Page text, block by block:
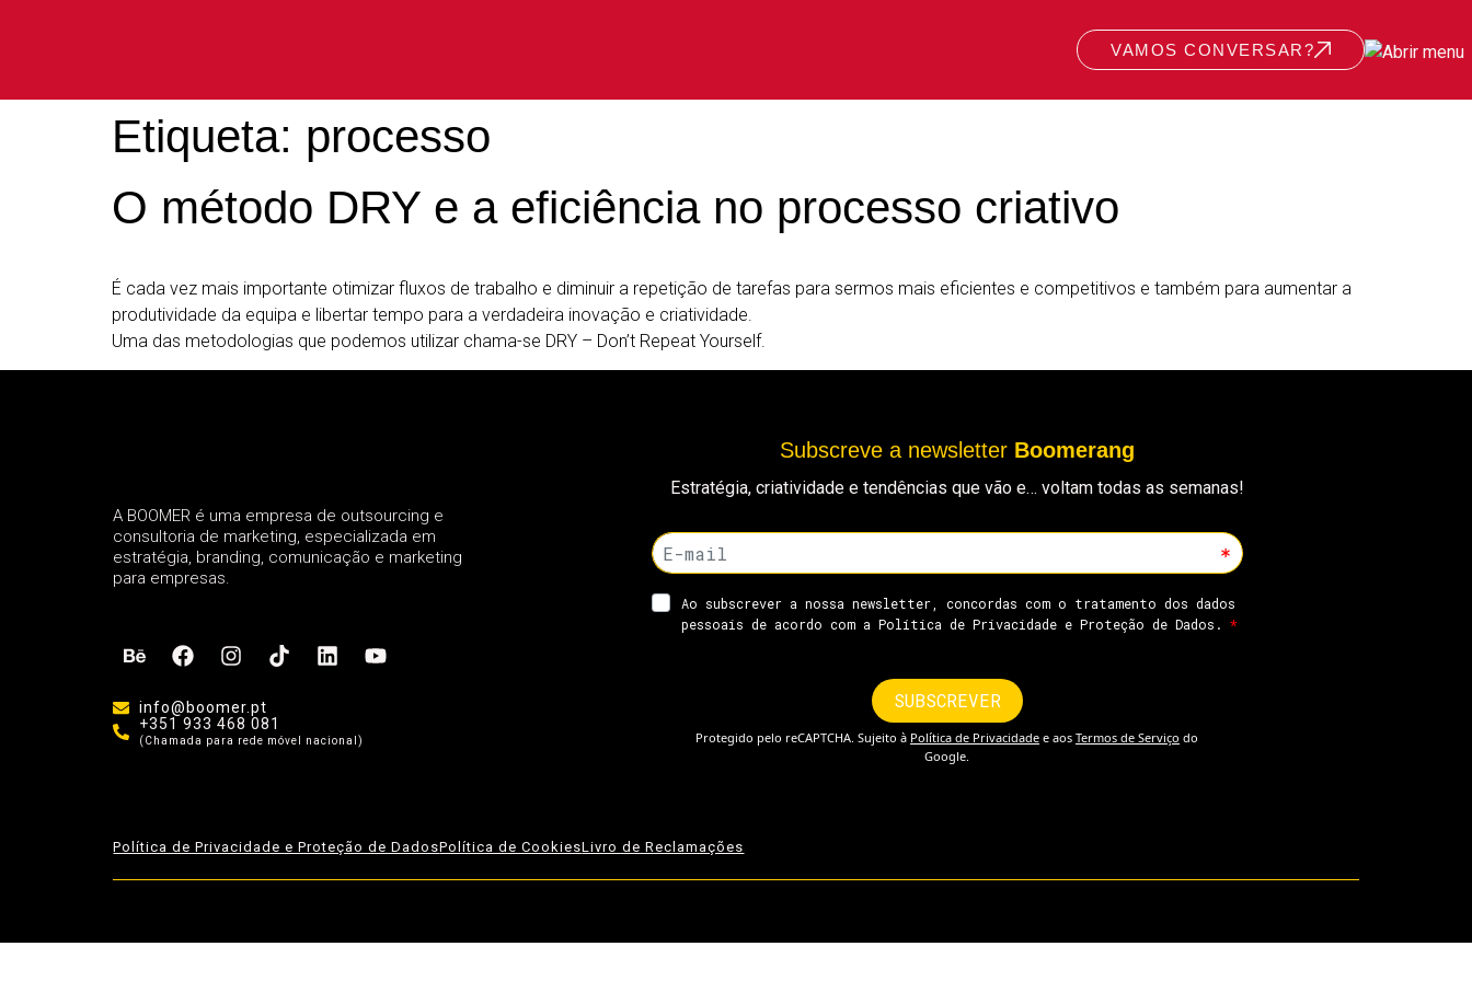
VAMOS CONVERSAR?
Etiqueta: processo
O método DRY e a eficiência no processo criativo
É cada vez mais importante otimizar fluxos de trabalho e diminuir a repetição de tarefas para sermos mais eficientes e competitivos e também para aumentar a
produtividade da equipa e libertar tempo para a verdadeira inovação e criatividade.
Uma das metodologias que podemos utilizar chama-se DRY – Don’t Repeat Yourself.
A BOOMER é uma empresa de outsourcing e
consultoria de marketing, especializada em
estratégia, branding, comunicação e marketing
para empresas.
info@boomer.pt
+351 933 468 081
(Chamada para rede móvel nacional)
Subscreve a newsletter Boomerang
Estratégia, criatividade e tendências que vão e… voltam todas as semanas!
Política de Privacidade e Proteção de DadosPolítica de CookiesLivro de Reclamações